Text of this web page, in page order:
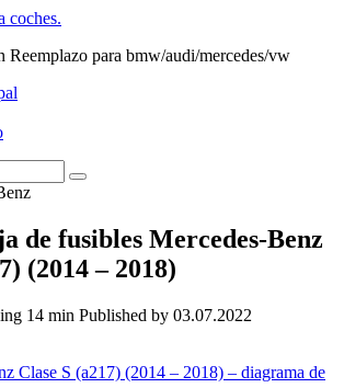
coches.
Reemplazo para bmw/audi/mercedes/vw
de fusibles Mercedes-Benz
(2014 – 2018)
14 min Published by 03.07.2022
Clase S (a217) (2014 – 2018) – diagrama de